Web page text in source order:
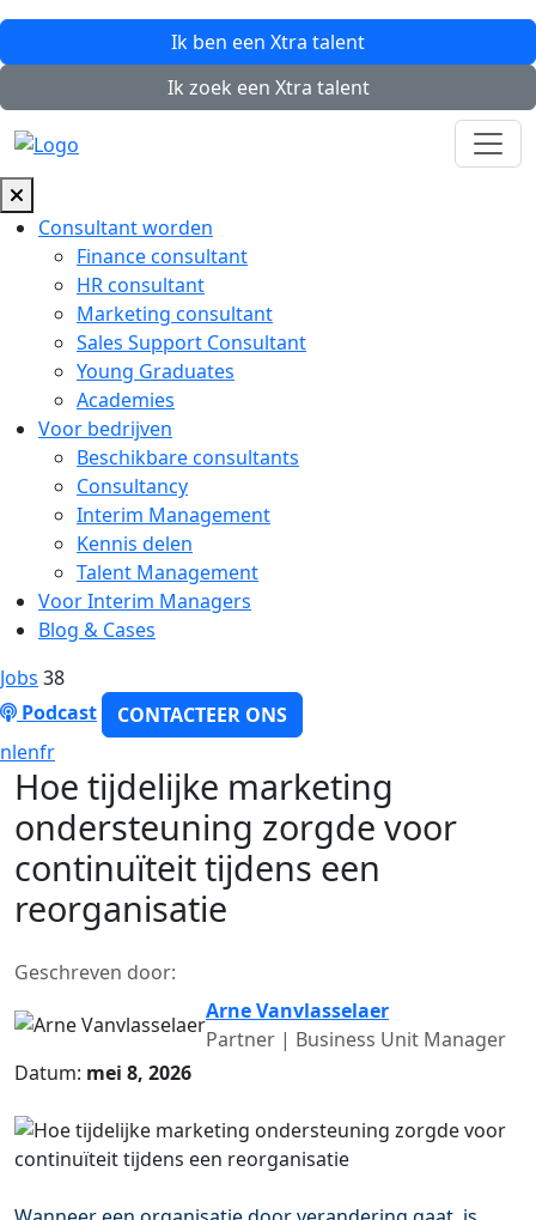
Ik ben een Xtra talent
Ik zoek een Xtra talent
Consultant worden
Finance consultant
HR consultant
Marketing consultant
Sales Support Consultant
Young Graduates
Academies
Voor bedrijven
Beschikbare consultants
Consultancy
Interim Management
Kennis delen
Talent Management
Voor Interim Managers
Blog & Cases
Jobs 38
Podcast
CONTACTEER ONS
nlenfr
Hoe tijdelijke marketing
ondersteuning zorgde voor
continuïteit tijdens een
reorganisatie
Geschreven door:
Arne Vanvlasselaer
Partner | Business Unit Manager
Datum: mei 8, 2026